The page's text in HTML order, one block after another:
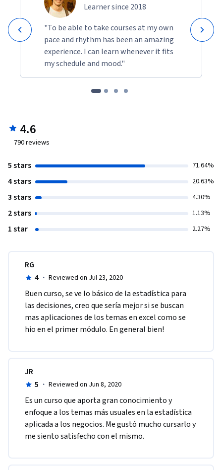
Learner since 2018
"To be able to take courses at my own
pace and rhythm has been an amazing
experience. I can learn whenever it fits
my schedule and mood."
4.6
790reviews
5 stars 71.64%
4 stars 20.63%
3 stars 4.30%
2 stars 1.13%
1 star 2.27%
RG
4 · Reviewed on Jul 23, 2020
Buen curso, se ve lo básico de la estadística para
las decisiones, creo que sería mejor si se buscan
mas aplicaciones de los temas en excel como se
hio en el primer módulo. En general bien!
JR
5 · Reviewed on Jun 8, 2020
Es un curso que aporta gran conocimiento y
enfoque a los temas más usuales en la estadística
aplicada a los negocios. Me gustó mucho cursarlo y
me siento satisfecho con el mismo.